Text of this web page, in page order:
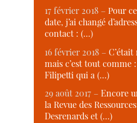
17 février 2018 –Pour
date, j’ai changé
contact : (…)
16 février 2018 –
mais c’est tout comme
Filipetti qui a (…)
29 août 2017 –Encore
la Revue des
Desrenards et (…)